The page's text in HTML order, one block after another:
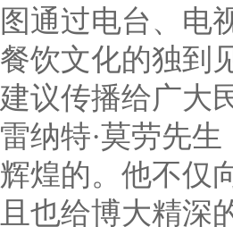
图通过电台、电
餐饮文化的独到
建议传播给广大
雷纳特·莫劳先
辉煌的。他不仅
且也给博大精深